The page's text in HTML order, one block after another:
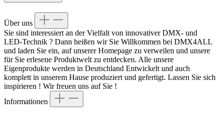
Über uns
Sie sind interessiert an der Vielfalt von innovativer DMX- und
LED-Technik ? Dann heißen wir Sie Willkommen bei DMX4ALL
und laden Sie ein, auf unserer Homepage zu verweilen und unsere
für Sie erlesene Produktwelt zu entdecken. Alle unsere
Eigenprodukte werden in Deutschland Entwickelt und auch
komplett in unserem Hause produziert und gefertigt. Lassen Sie sich
inspirieren ! Wir freuen uns auf Sie !
Informationen